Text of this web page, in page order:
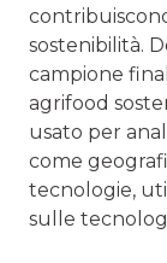
sostenibilità.
campione
agrifood
usato per
come
tecnologie,
sulle